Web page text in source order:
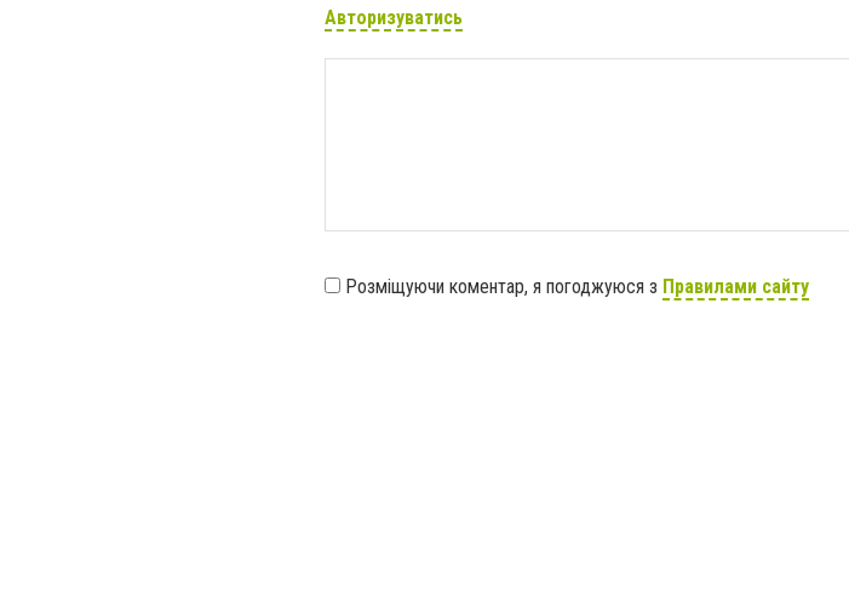
Авторизуватись
Розміщуючи коментар, я погоджуюся з Правилами сайту